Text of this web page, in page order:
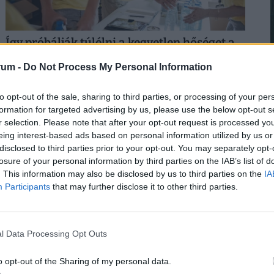
- Do Not Process My Personal Information
opt-out of the sale, sharing to third parties, or processing of your
for targeted advertising by us, please use the below opt-out
selection. Please note that after your opt-out request is processed
interest-based ads based on personal information utilized by us
to third parties prior to your opt-out. You may separately
of your personal information by third parties on the IAB’s list of
This information may also be disclosed by us to third parties on the
Participants that may further disclose it to other third parties.
Data Processing Opt Outs
opt-out of the Sharing of my personal data.
Így próbálják túlélni a kegyetlen hőséget a
a gyárakban
A kánikula elleni védekezést bonyolítja, hogy a
kormányzati elvárásokkal összhangban a cégeknek az
energiafogyasztásukat is mérsékelniük kell.